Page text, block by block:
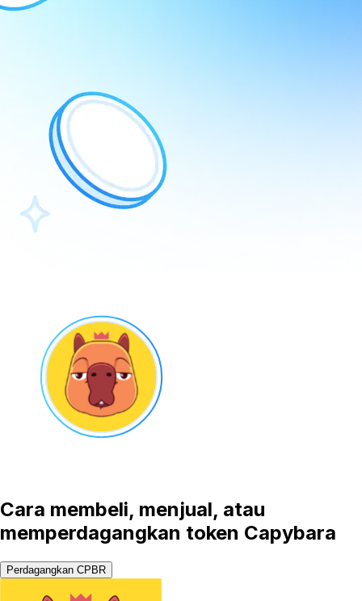
Cara membeli, menjual, atau
memperdagangkan token Capybara
Perdagangkan CPBR